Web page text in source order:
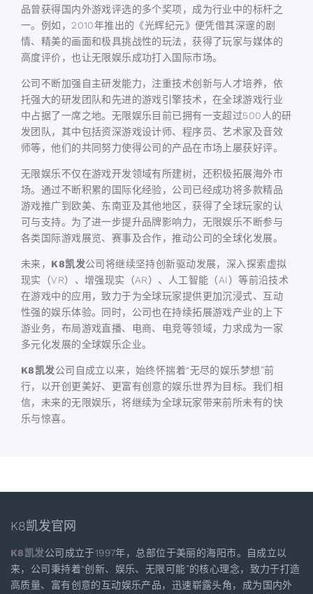
品曾获得国内外游戏评选的多个奖项，成为行业中的标杆之
一。例如，2010年推出的《光辉纪元》便凭借其深邃的剧
情、精美的画面和极具挑战性的玩法，获得了玩家与媒体的
高度评价，也让无限娱乐成功打入国际市场。
公司不断加强自主研发能力，注重技术创新与人才培养，依
托强大的研发团队和先进的游戏引擎技术，在全球游戏行业
中占据了一席之地。无限娱乐目前已拥有一支超过500人的研
发团队，其中包括资深游戏设计师、程序员、艺术家及音效
师等，他们的共同努力使得公司的产品在市场上屡获好评。
无限娱乐不仅在游戏开发领域有所建树，还积极拓展海外市
场。通过不断积累的国际化经验，公司已经成功将多款精品
游戏推广到欧美、东南亚及其他地区，获得了全球玩家的认
可与支持。为了进一步提升品牌影响力，无限娱乐不断参与
各类国际游戏展览、赛事及合作，推动公司的全球化发展。
未来， K8凯发公司将继续坚持创新驱动发展，深入探索虚拟
现实（VR）、增强现实（AR）、人工智能（AI）等前沿技术
在游戏中的应用，致力于为全球玩家提供更加沉浸式、互动
性强的娱乐体验。同时，公司也在持续拓展游戏产业的上下
游业务，布局游戏直播、电商、电竞等领域，力求成为一家
多元化发展的全球娱乐企业。
K8凯发公司自成立以来，始终怀揣着“无尽的娱乐梦想”前
行，以开创更美好、更富有创意的娱乐世界为目标。我们相
信，未来的无限娱乐，将继续为全球玩家带来前所未有的快
乐与惊喜。
K8凯发官网
K8凯发公司成立于1997年，总部位于美丽的海阳市。自成立以
来，公司秉持着“创新、娱乐、无限可能”的核心理念，致力于打造
高质量、富有创意的互动娱乐产品，迅速崭露头角，成为国内外